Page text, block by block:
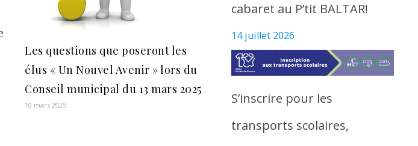
Les questions que poseront les
élus « Un Nouvel Avenir » lors du
Conseil municipal du 13 mars 2025
10 mars 2025
cabaret au P’tit BALTAR!
14 juillet 2026
S’inscrire pour les
transports scolaires,